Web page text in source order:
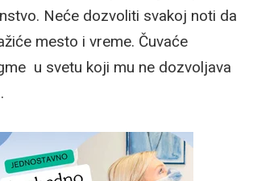
Neće dozvoliti svakoj noti da
mesto i vreme. Čuvaće
u svetu koji mu ne dozvoljava